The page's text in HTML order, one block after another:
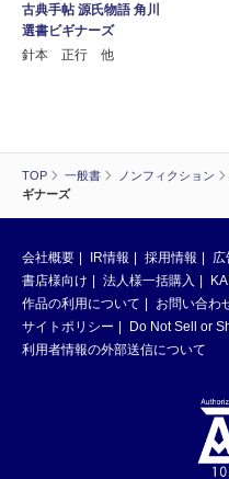
TOP 一般書 ノンフィクション
ギナーズ
古典手帖 源氏物語 角川
選書ビギナーズ
針本 正行 他
会社概要 IR情報 採用情報 広
書店様向け
法人様一括購入
作品の利用について
お問い合わ
サイトポリシー
Do Not Sell or
利用者情報の外部送信について